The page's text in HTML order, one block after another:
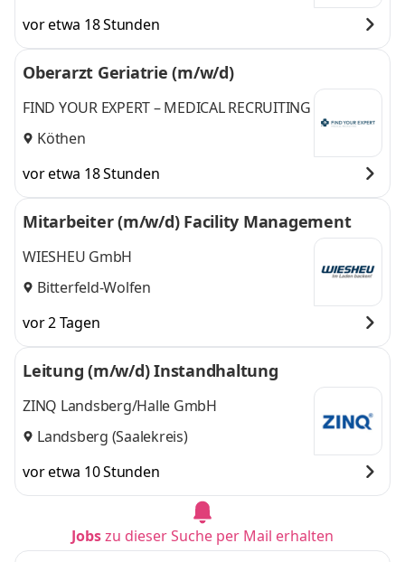
vor etwa 18 Stunden
Oberarzt Geriatrie (m/w/d)
FIND YOUR EXPERT – MEDICAL RECRUITING
Köthen
vor etwa 18 Stunden
Mitarbeiter (m/w/d) Facility Management
WIESHEU GmbH
Bitterfeld-Wolfen
vor 2 Tagen
Leitung (m/w/d) Instandhaltung
ZINQ Landsberg/Halle GmbH
Landsberg (Saalekreis)
vor etwa 10 Stunden
Jobszu dieser Suche per Mail erhalten